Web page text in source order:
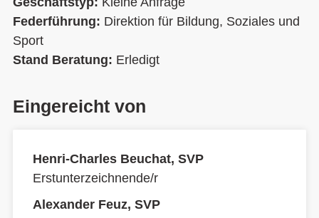
Federführung: Direktion für Bildung, Soziales und
Sport
Stand Beratung: Erledigt
Eingereicht von
Henri-Charles Beuchat, SVP
Erstunterzeichnende/r
Alexander Feuz, SVP